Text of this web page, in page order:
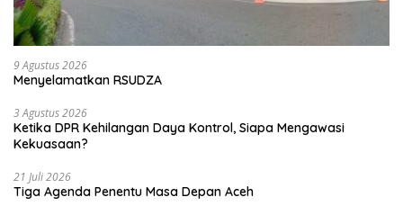
9 Agustus 2026
Menyelamatkan RSUDZA
3 Agustus 2026
Ketika DPR Kehilangan Daya Kontrol, Siapa Mengawasi
Kekuasaan?
21 Juli 2026
Tiga Agenda Penentu Masa Depan Aceh